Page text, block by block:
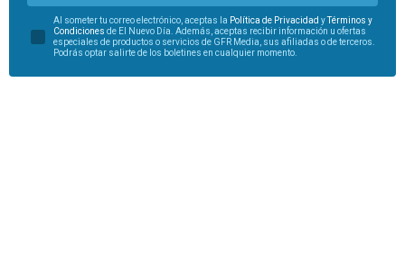
Al someter tu correo electrónico, aceptas la Política de Privacidad yTérminos y
Condiciones de El Nuevo Día. Además, aceptas recibir información u ofertas
especiales de productos o servicios de GFR Media, sus afiliadas o de terceros.
Podrás optar salirte de los boletines en cualquier momento.